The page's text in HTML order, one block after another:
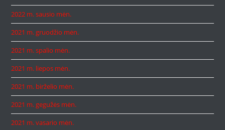
2022 m. sausio mėn.
2021 m. gruodžio mėn.
2021 m. spalio mėn.
2021 m. liepos mėn.
2021 m. birželio mėn.
2021 m. gegužės mėn.
2021 m. vasario mėn.